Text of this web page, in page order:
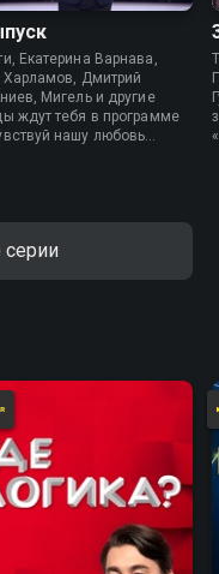
Екатерина Варнава,
Харламов, Дмитрий
Мигель и другие
ждут тебя в программе
нашу любовь
серии